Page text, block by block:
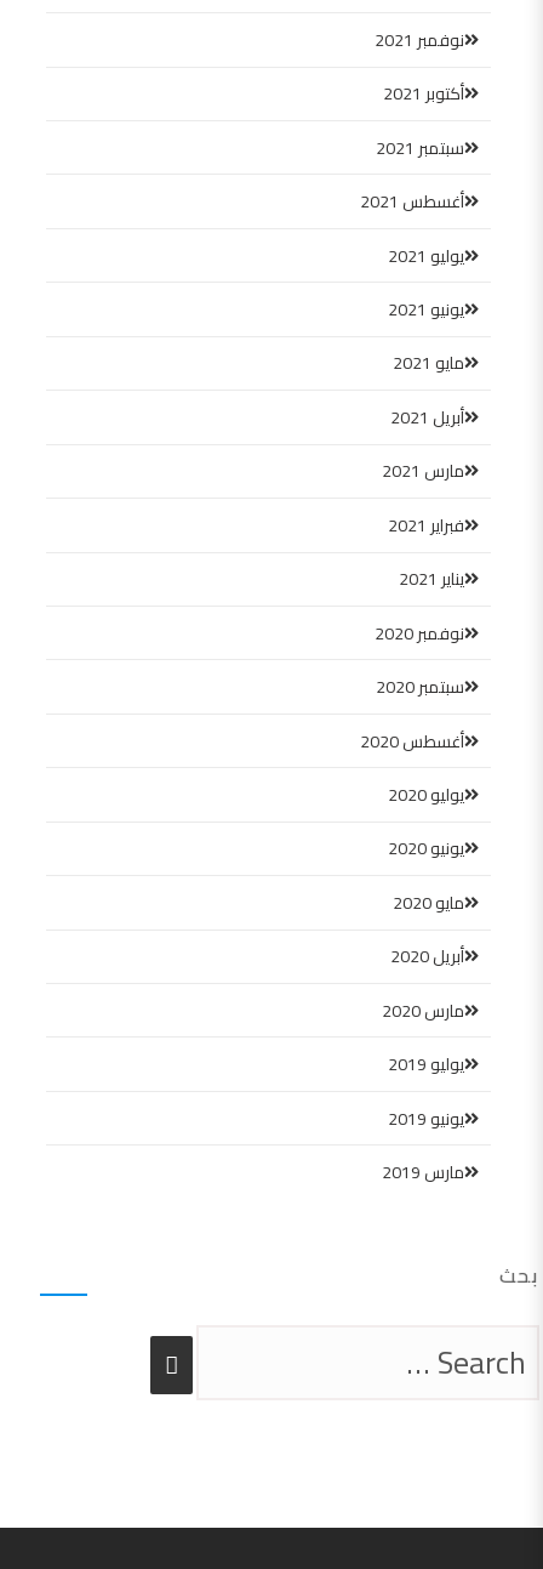
نوفمبر 2021
أكتوبر 2021
سبتمبر 2021
أغسطس 2021
يوليو 2021
يونيو 2021
مايو 2021
أبريل 2021
مارس 2021
فبراير 2021
يناير 2021
نوفمبر 2020
سبتمبر 2020
أغسطس 2020
يوليو 2020
يونيو 2020
مايو 2020
أبريل 2020
مارس 2020
يوليو 2019
يونيو 2019
مارس 2019
بحث